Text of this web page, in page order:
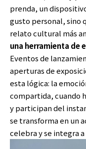
prenda, un
gusto personal, sino
relato cultural más
una herramienta de
Eventos de
aperturas de
esta lógica: la
compartida, cuando
y participan del
se transforma en un
celebra y se integra